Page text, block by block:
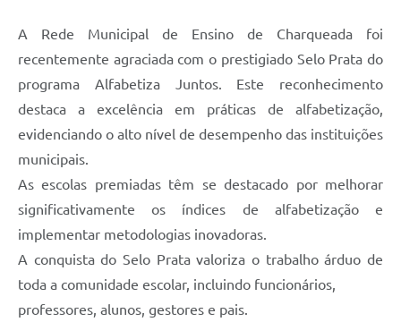
A Rede Municipal de Ensino de Charqueada foi
recentemente agraciada com o prestigiado Selo Prata do
programa Alfabetiza Juntos. Este reconhecimento
destaca a excelência em práticas de alfabetização,
evidenciando o alto nível de desempenho das instituições
municipais.
As escolas premiadas têm se destacado por melhorar
significativamente os índices de alfabetização e
implementar metodologias inovadoras.
A conquista do Selo Prata valoriza o trabalho árduo de
toda a comunidade escolar, incluindo funcionários,
professores, alunos, gestores e pais.